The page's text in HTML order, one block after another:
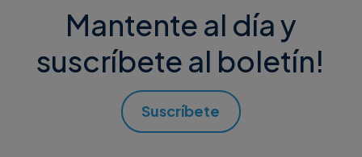
Mantente al día y
suscríbete al boletín!
Suscríbete